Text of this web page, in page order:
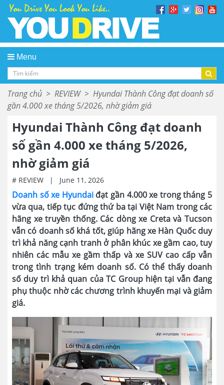
Menu
Trang chủ > REVIEW > Hyundai Thành Công đạt doanh số
gần 4.000 xe tháng 5/2026, nhờ giảm giá
Hyundai Thành Công đạt doanh
số gần 4.000 xe tháng 5/2026,
nhờ giảm giá
# REVIEW | June 11, 2026
Doanh số xe Hyundaiđạt gần 4.000 xe trong tháng 5
vừa qua, tiếp tục đứng thứ ba tại Việt Nam trong các
hãng xe truyền thống. Các dòng xe Creta và Tucson
vẫn có doanh số khá tốt, giúp hãng xe Hàn Quốc duy
trì khả năng cạnh tranh ở phân khúc xe gầm cao, tuy
nhiên các mẫu xe gầm thấp và xe SUV cao cấp vẫn
trong tình trạng kém doanh số. Có thể thấy doanh
số duy trì khả quan của TC Group hiện tại vẫn đang
phụ thuộc nhờ các chương trình khuyến mại và giảm
giá.